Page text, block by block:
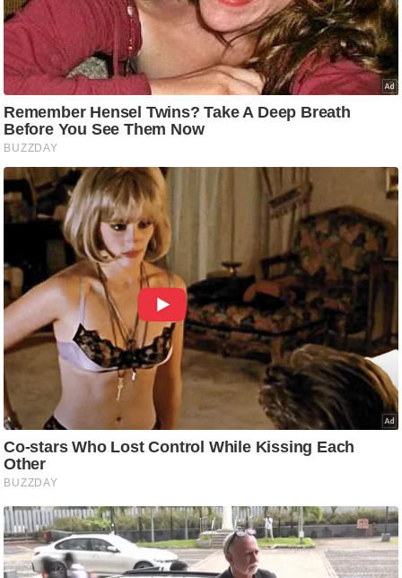
स
म
सा
म
यि
क
मा
तृ
भू
मि
भ
ए
म
.
.
आ
ई
.
चा
य
प